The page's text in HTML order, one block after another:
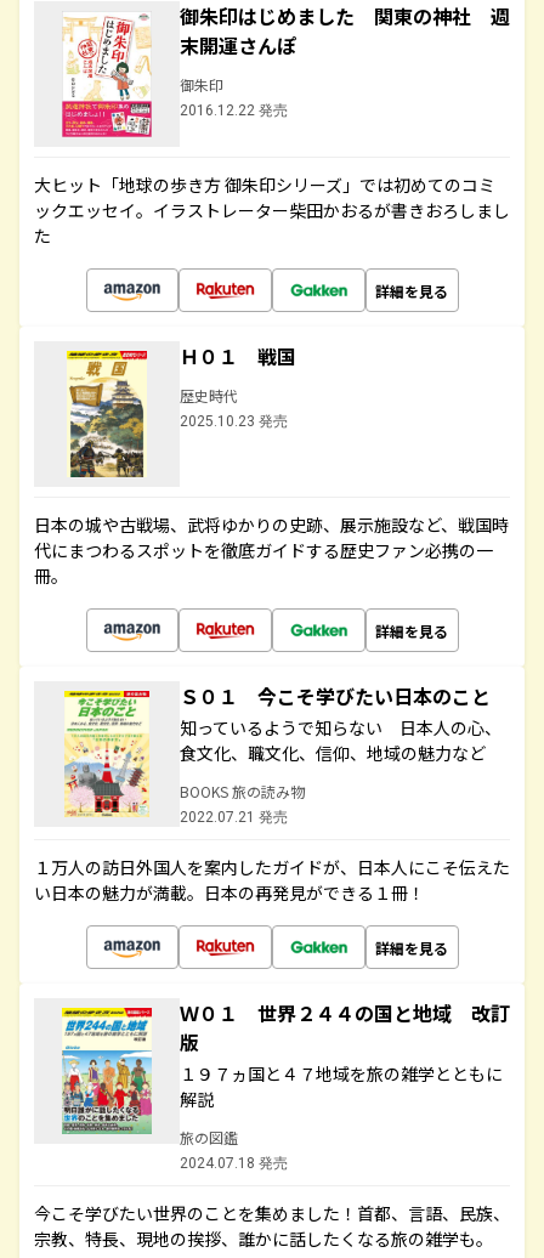
御朱印はじめました 関東の神社 週
末開運さんぽ
御朱印
2016.12.22 発売
大ヒット「地球の歩き方 御朱印シリーズ」では初めてのコミ
ックエッセイ。イラストレーター柴田かおるが書きおろしまし
た
詳細を見る
Ｈ０１ 戦国
歴史時代
2025.10.23 発売
日本の城や古戦場、武将ゆかりの史跡、展示施設など、戦国時
代にまつわるスポットを徹底ガイドする歴史ファン必携の一
冊。
詳細を見る
Ｓ０１ 今こそ学びたい日本のこと
知っているようで知らない 日本人の心、
食文化、職文化、信仰、地域の魅力など
BOOKS 旅の読み物
2022.07.21 発売
１万人の訪日外国人を案内したガイドが、日本人にこそ伝えた
い日本の魅力が満載。日本の再発見ができる１冊！
詳細を見る
Ｗ０１ 世界２４４の国と地域 改訂
版
１９７ヵ国と４７地域を旅の雑学とともに
解説
旅の図鑑
2024.07.18 発売
今こそ学びたい世界のことを集めました！首都、言語、民族、
宗教、特長、現地の挨拶、誰かに話したくなる旅の雑学も。